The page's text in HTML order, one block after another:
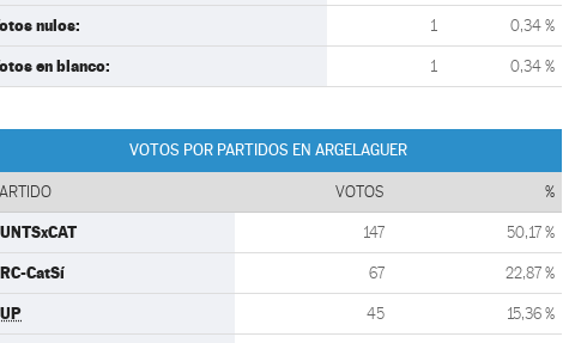
nulos: 1 0,34 %
en blanco: 1 0,34 %
VOTOS POR PARTIDOS EN ARGELAGUER
VOTOS %
147 50,17 %
CatSí 67 22,87 %
45 15,36 %